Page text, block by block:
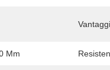
Mm